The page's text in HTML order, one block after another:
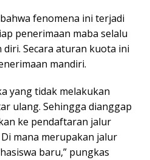
fenomena ini terjadi
penerimaan maba selalu
Secara aturan kuota ini
mandiri.
yang tidak melakukan
ulang. Sehingga dianggap
ke pendaftaran jalur
mana merupakan jalur
baru,” pungkas